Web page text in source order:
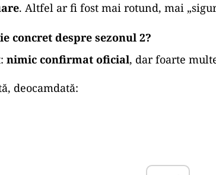
. Altfel ar fi fost mai rotund, mai
concret despre sezonul 2?
nimic confirmat oficial, dar foarte
deocamdată: